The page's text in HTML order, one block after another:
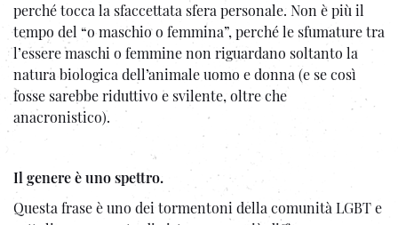
perché tocca la sfaccettata sfera personale. Non è più il
tempo del “o maschio o femmina”, perché le sfumature tra
l’essere maschi o femmine non riguardano soltanto la
natura biologica dell’animale uomo e donna (e se così
fosse sarebbe riduttivo e svilente, oltre che
anacronistico).
Il genere è uno spettro.
Questa frase è uno dei tormentoni della comunità LGBT e